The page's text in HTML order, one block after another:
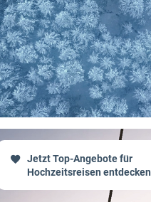
Jetzt Top-Angebote für
Hochzeitsreisen entdecken